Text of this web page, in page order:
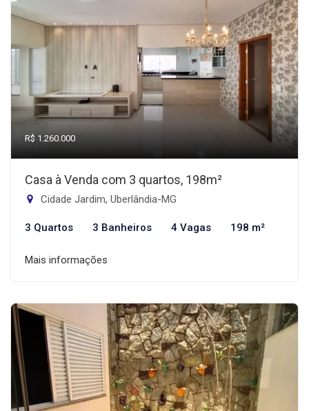
R$ 1.260.000
Casa à Venda com 3 quartos, 198m²
Cidade Jardim, Uberlândia-MG
3 Quartos 3 Banheiros 4 Vagas 198 m²
Mais informações